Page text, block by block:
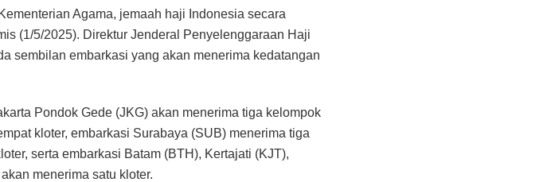
Agama, jemaah haji Indonesia secara
(1/5/2025). Direktur Jenderal Penyelenggaraan Haji
sembilan embarkasi yang akan menerima kedatangan
Pondok Gede (JKG) akan menerima tiga kelompok
kloter, embarkasi Surabaya (SUB) menerima tiga
serta embarkasi Batam (BTH), Kertajati (KJT),
menerima satu kloter.